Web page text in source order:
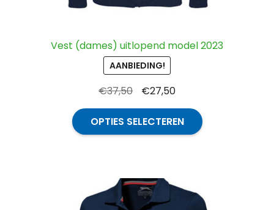
Vest (dames) uitlopend model 2023
AANBIEDING!
€37,50
Oorspronkelijke
prijs
was:
€37,50.
€27,50Huidige
prijs
is:
€27,50.
OPTIES SELECTEREN
Dit
product
optie